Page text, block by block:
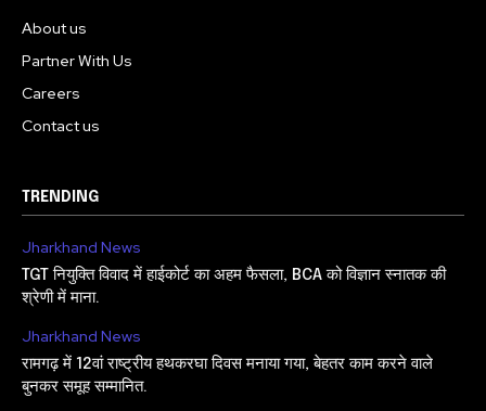
About us
Partner With Us
Careers
Contact us
TRENDING
Jharkhand News
TGT नियुक्ति विवाद में हाईकोर्ट का अहम फैसला, BCA को विज्ञान स्नातक की
श्रेणी में माना.
Jharkhand News
रामगढ़ में 12वां राष्ट्रीय हथकरघा दिवस मनाया गया, बेहतर काम करने वाले
बुनकर समूह सम्मानित.